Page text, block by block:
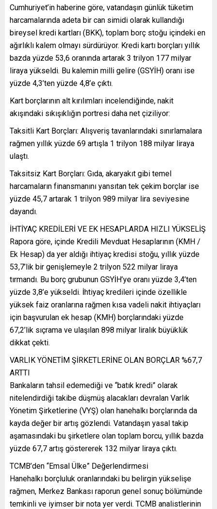
Cumhuriyet’in haberine göre, vatandaşın günlük tüketim
harcamalarında adeta bir can simidi olarak kullandığı
bireysel kredi kartları (BKK), toplam borç stoğu içindeki en
ağırlıklı kalem olmayı sürdürüyor. Kredi kartı borçları yıllık
bazda yüzde 53,6 oranında artarak 3 trilyon 177 milyar
liraya yükseldi. Bu kalemin milli gelire (GSYİH) oranı ise
yüzde 4,3’ten yüzde 4,8’e çıktı.
Kart borçlarının alt kırılımları incelendiğinde, nakit
akışındaki sıkışıklığın portresi daha net çiziliyor:
Taksitli Kart Borçları: Alışveriş tavanlarındaki sınırlamalara
rağmen yıllık yüzde 69 artışla 1 trilyon 188 milyar liraya
ulaştı.
Taksitsiz Kart Borçları: Gıda, akaryakıt gibi temel
harcamaların finansmanını yansıtan tek çekim borçlar ise
yüzde 45,7 artarak 1 trilyon 989 milyar lira seviyesine
dayandı.
İHTİYAÇ KREDİLERİ VE EK HESAPLARDA HIZLI YÜKSELİŞ
Rapora göre, içinde Kredili Mevduat Hesaplarının (KMH /
Ek Hesap) da yer aldığı ihtiyaç kredisi stoğu, yıllık yüzde
53,7’lik bir genişlemeyle 2 trilyon 522 milyar liraya
tırmandı. Bu borç grubunun GSYİH’ye oranı yüzde 3,4’ten
yüzde 3,8’e yükseldi. İhtiyaç kredileri içinde özellikle
yüksek faiz oranlarına rağmen kısa vadeli nakit ihtiyaçları
için başvurulan ek hesap (KMH) borçlarındaki yüzde
67,2’lik sıçrama ve ulaşılan 898 milyar liralık büyüklük
dikkat çekti.
VARLIK YÖNETİM ŞİRKETLERİNE OLAN BORÇLAR %67,7
ARTTI
Bankaların tahsil edemediği ve “batık kredi” olarak
nitelendirdiği takibe düşmüş alacakları devralan Varlık
Yönetim Şirketlerine (VYŞ) olan hanehalkı borçlarında da
kayda değer bir artış gözlendi. Vatandaşın yasal takip
aşamasındaki bu şirketlere olan toplam borcu, yıllık bazda
yüzde 67,7 artış göstererek 132 milyar liraya çıktı.
TCMB’den “Emsal Ülke” Değerlendirmesi
Hanehalkı borçluluk oranlarındaki bu belirgin yükselişe
rağmen, Merkez Bankası raporun genel sonuç bölümünde
temkinli ve iyimser bir nota yer verdi. TCMB analistlerinin